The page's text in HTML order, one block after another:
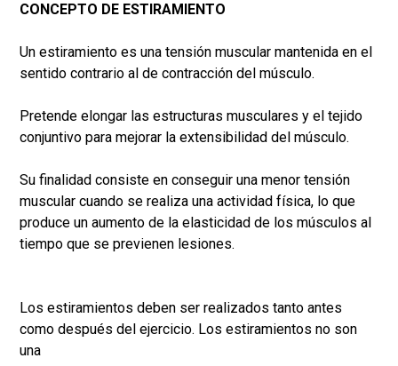
CONCEPTO DE ESTIRAMIENTO
Un estiramiento es una tensión muscular mantenida en el
sentido contrario al de contracción del músculo.
Pretende elongar las estructuras musculares y el tejido
conjuntivo para mejorar la extensibilidad del músculo.
Su finalidad consiste en conseguir una menor tensión
muscular cuando se realiza una actividad física, lo que
produce un aumento de la elasticidad de los músculos al
tiempo que se previenen lesiones.
Los estiramientos deben ser realizados tanto antes
como después del ejercicio. Los estiramientos no son
una